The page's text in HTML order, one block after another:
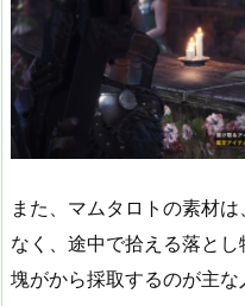
また、マムタロトの素材
なく、途中で拾える落と
塊がから採取するのが主な